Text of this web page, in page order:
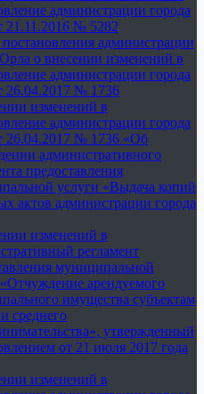
администрации города
21.11.2016 № 5282
администрации
о внесении изменений в
администрации города
26.04.2017 № 1736
изменений в
администрации города
26.04.2017 № 1736 «Об
административного
предоставления
услуги «Выдача копий
актов администрации города
изменений в
регламент
муниципальной
арендуемого
имущества субъектам
среднего
утвержденный
от 21 июля 2017 года
изменений в